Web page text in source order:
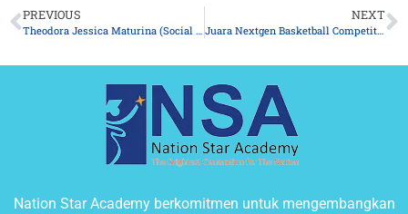
PREVIOUS
Theodora Jessica Maturina (Social 1), Siswa NSA Pertama di tahun 2022 yang Lolos SNMPTN Universitas Negeri
NEXT
Juara Nextgen Basketball Competition 2022
Nation Star Academy berkomitmen untuk mengembangkan